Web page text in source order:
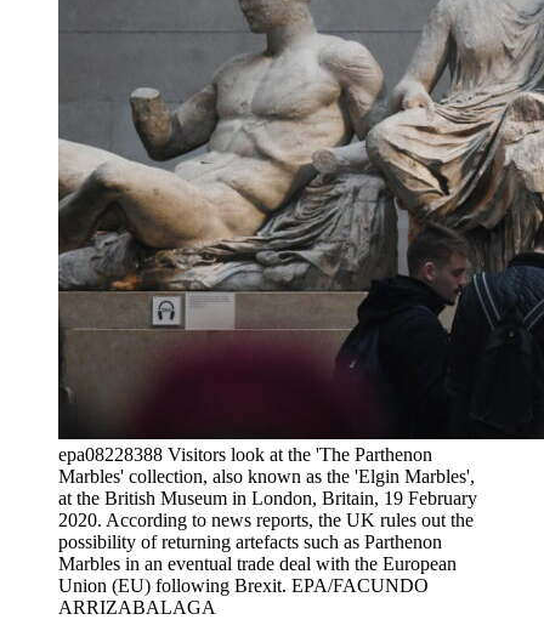
epa08228388 Visitors look at the 'The Parthenon
Marbles' collection, also known as the 'Elgin Marbles',
at the British Museum in London, Britain, 19 February
2020. According to news reports, the UK rules out the
possibility of returning artefacts such as Parthenon
Marbles in an eventual trade deal with the European
Union (EU) following Brexit. EPA/FACUNDO
ARRIZABALAGA